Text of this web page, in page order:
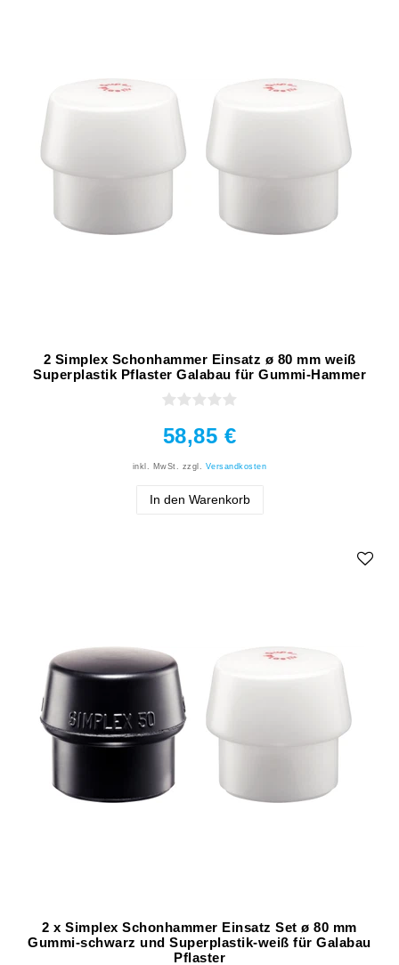
2 Simplex Schonhammer Einsatz ø 80 mm weiß
Superplastik Pflaster Galabau für Gummi-Hammer
58,85 €
inkl. MwSt. zzgl. Versandkosten
In den Warenkorb
2 x Simplex Schonhammer Einsatz Set ø 80 mm
Gummi-schwarz und Superplastik-weiß für Galabau
Pflaster